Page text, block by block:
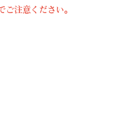
ご注意ください。